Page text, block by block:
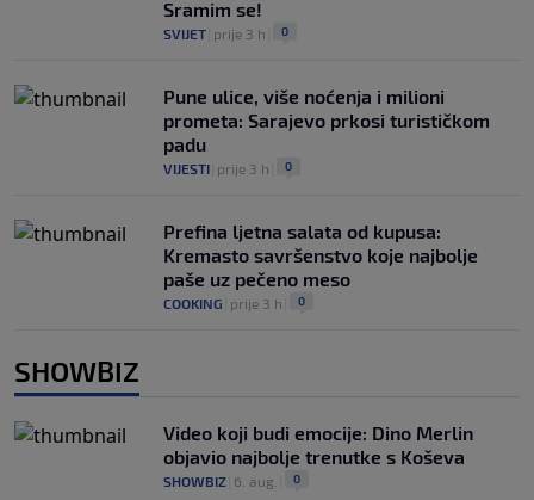
Sramim se!
SVIJET prije 3 h 0
Pune ulice, više noćenja i milioni
prometa: Sarajevo prkosi turističkom
padu
VIJESTI prije 3 h 0
Prefina ljetna salata od kupusa:
Kremasto savršenstvo koje najbolje
paše uz pečeno meso
COOKING prije 3 h 0
SHOWBIZ
Video koji budi emocije: Dino Merlin
objavio najbolje trenutke s Koševa
SHOWBIZ 6. aug. 0